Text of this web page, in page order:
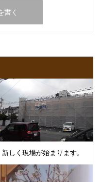
新しく現場が始まります。